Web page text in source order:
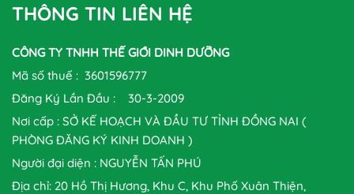
THÔNG TIN LIÊN HỆ
CÔNG TY TNHH THẾ GIỚI DINH DƯỠNG
Mã số thuế : 3601596777
Đăng Ký Lần Đầu : 30-3-2009
Nơi cấp : SỞ KẾ HOẠCH VÀ ĐẦU TƯ TỈNH ĐỒNG NAI (
PHÒNG ĐĂNG KÝ KINH DOANH )
Người đại diện : NGUYỄN TẤN PHÚ
Địa chỉ: 20 Hồ Thị Hương, Khu C, Khu Phố Xuân Thiện,